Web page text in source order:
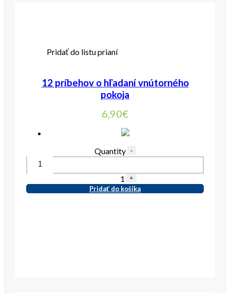
Pridať do listu prianí
12 príbehov o hľadaní vnútorného
pokoja
6,90€
Quantity -
1 +
Pridať do košíka